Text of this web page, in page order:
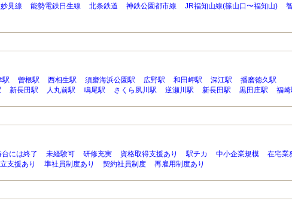
見線 能勢電鉄日生線 北条鉄道 神鉄公園都市線 JR福知山線(篠山口〜福知山)
駅 曽根駅 西相生駅 須磨海浜公園駅 広野駅 和田岬駅 深江駅
播磨徳久駅
新長田駅 人丸前駅 鳴尾駅 さくら夙川駅 逆瀬川駅 新長田駅 黒田庄駅 福崎
台には終了 未経験可 研修充実 資格取得支援あり 駅チカ 中小企業規模
在宅業
支援あり 準社員制度あり 契約社員制度 再雇用制度あり